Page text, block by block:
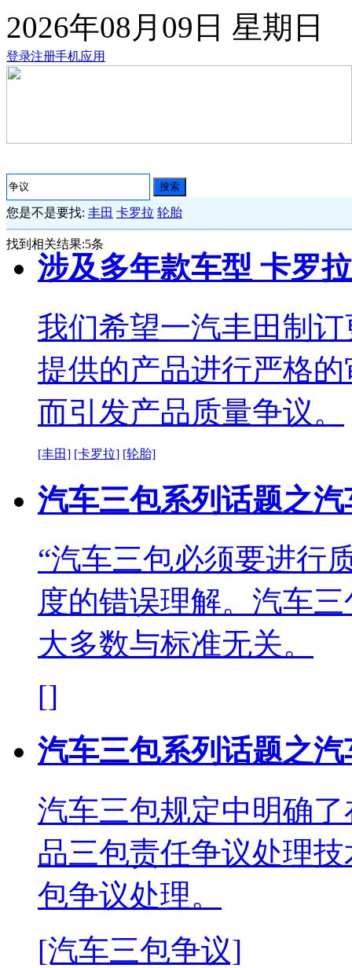
2026年08月09日 星期日
登录注册手机应用
搜索
您是不是要找: 丰田 卡罗拉 轮胎
找到相关结果:5条
涉及多年款车型 卡罗
我们希望一汽丰田制
提供的产品进行严格
而引发产品质量争议。
[丰田] [卡罗拉] [轮胎]
汽车三包系列话题之
“汽车三包必须要进行
度的错误理解。汽车
大多数与标准无关。
[]
汽车三包系列话题之
汽车三包规定中明确
品三包责任争议处理
包争议处理。
[汽车三包争议]